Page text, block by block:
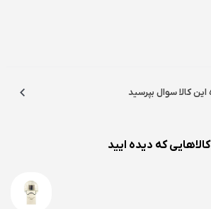
ویکومن از هر سیستم و رایانه ای قابل
کالا سوال بپرسید
کالاهایی که دیده ایید